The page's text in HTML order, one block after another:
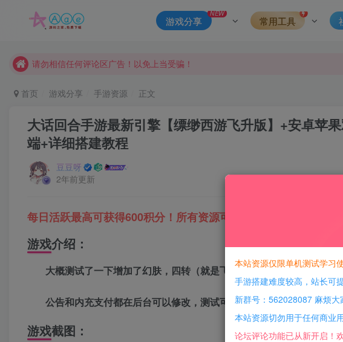
游戏分享
NEW
常用工具
现在赞助会员享受专属折扣，详情点击此条公告。
本网站的文章部分内容可能来源于网络，仅供大家学习与参考，如有侵权，请联系
首页 游戏分享 手游资源 正文
大话回合手游最新引擎【缥缈西游飞升版】+安卓苹
端+详细搭建教程
豆豆呀
2年前更新
每日活跃最高可获得600积分！所有资源可以使用积分免费兑换！
游戏介绍：
大概测试了一下增加了幻肤，四转（就是飞升），三个宠物
公告和内充支付都在后台可以修改，测试可以用。
游戏截图：
本站资源仅限单机测试学习
手游搭建难度较高，站长可
新群号：562028087 麻烦大
本站资源切勿用于任何商业
论坛评论功能已从新开启！